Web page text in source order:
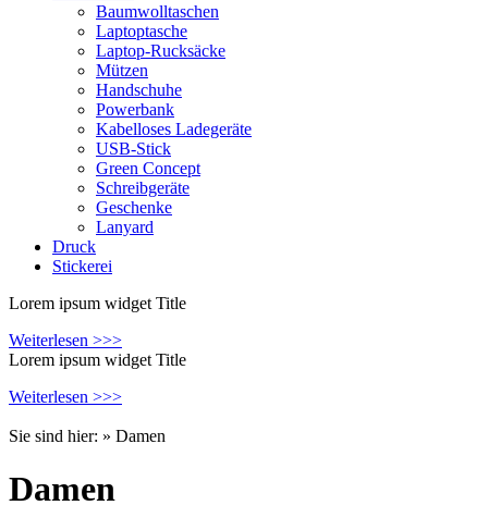
Baumwolltaschen
Laptoptasche
Laptop-Rucksäcke
Mützen
Handschuhe
Powerbank
Kabelloses Ladegeräte
USB-Stick
Green Concept
Schreibgeräte
Geschenke
Lanyard
Druck
Stickerei
Lorem ipsum widget Title
Weiterlesen >>>
Lorem ipsum widget Title
Weiterlesen >>>
Sie sind hier: » Damen
Damen